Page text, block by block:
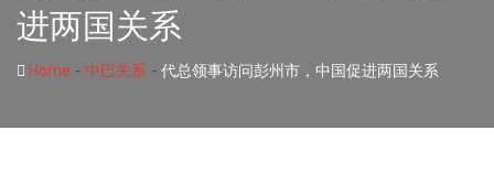
进两国关系
Home - 中巴关系 - 代总领事访问彭州市，中国促进两国关系